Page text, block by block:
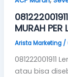
MURAH PER
Arista Marketing /
081222001911
atau bisa